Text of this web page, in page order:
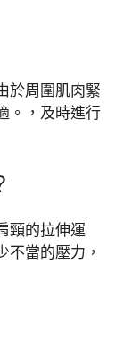
於周圍肌肉緊
。，及時進行
頸的拉伸運
不當的壓力，